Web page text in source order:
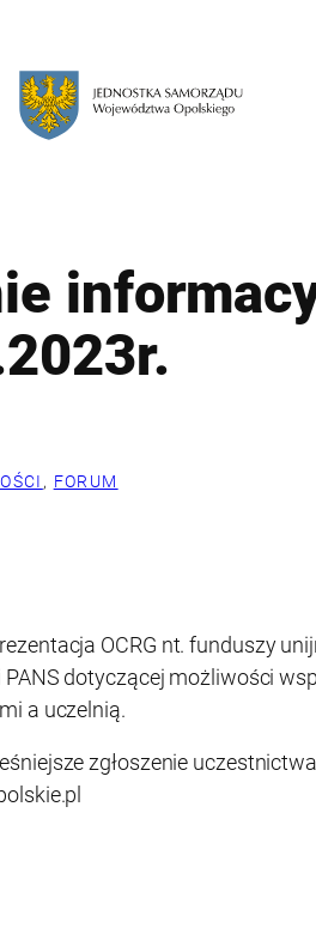
, FORUM
OCRG nt. funduszy
dotyczącej możliwości
a uczelnią.
zgłoszenie